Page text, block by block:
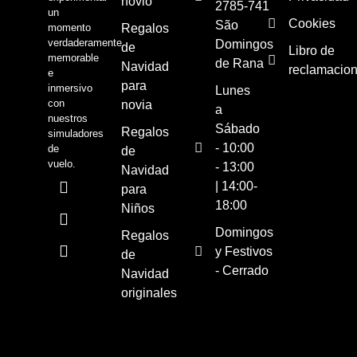
un
momento
verdaderamente
memorable
e
inmersivo
con
nuestros
simuladores
de
vuelo.
Regalos
de
Navidad
para
novia
Regalos
de
Navidad
para
Niños
Regalos
de
Navidad
originales
2785-741
São
Domingos
de Rana
Lunes
a
Sábado
- 10:00
- 13:00
| 14:00-
18:00
Domingos
y Festivos
- Cerrado
Cookies
Libro de